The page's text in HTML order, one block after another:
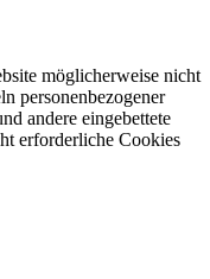
möglicherweise nicht
personenbezogener
andere eingebettete
erforderliche Cookies